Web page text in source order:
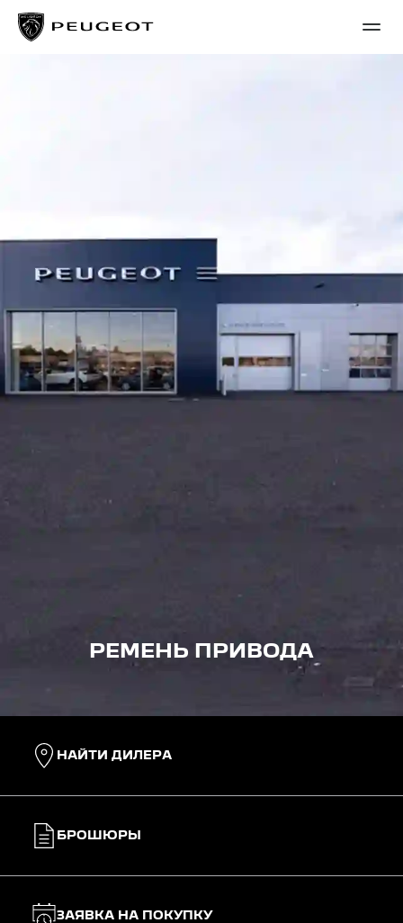
РЕМЕНЬ ПРИВОДА
НАЙТИ ДИЛЕРА
БРОШЮРЫ
ЗАЯВКА НА ПОКУПКУ